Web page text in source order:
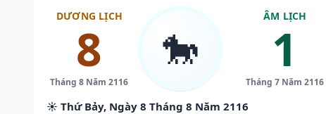
DƯƠNG LỊCH
8
Tháng 8 Năm 2116
🐎
ÂM LỊCH
1
Tháng 7 Năm 2116
☀️ Thứ Bảy, Ngày 8 Tháng 8 Năm 2116